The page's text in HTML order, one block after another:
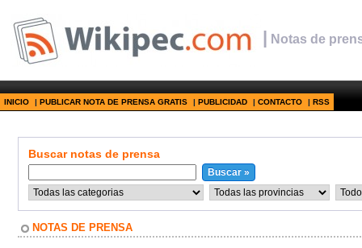
| Notas de
INICIO | PUBLICAR NOTA DE PRENSA GRATIS | PUBLICIDAD | CONTACTO | RSS
Buscar notas de prensa
NOTAS DE PRENSA